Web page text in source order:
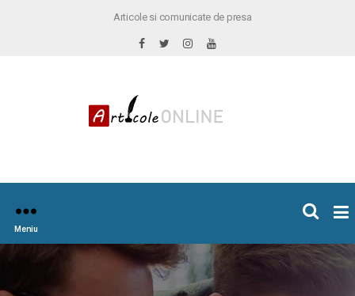
Articole si comunicate de presa
Meniu